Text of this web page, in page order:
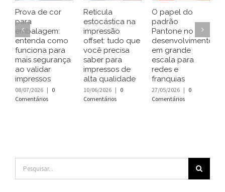
Prova de cor
para
embalagem:
entenda como
funciona para
mais segurança
ao validar
impressos
08/07/2026 | 0
Comentários
Retícula
estocástica na
impressão
offset: tudo que
você precisa
saber para
impressos de
alta qualidade
10/06/2026 | 0
Comentários
O papel do
padrão
Pantone no
desenvolvimento
em grande
escala para
redes e
franquias
27/05/2026 | 0
Comentários
resultados